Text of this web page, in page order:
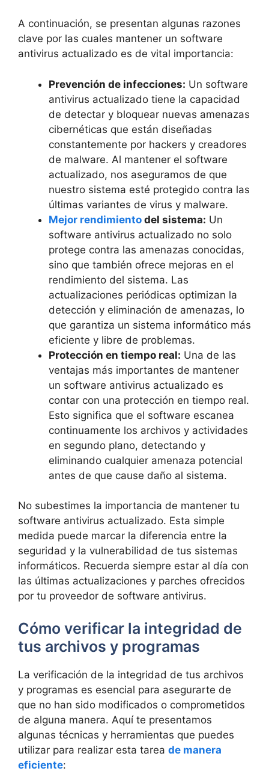
A continuación, se presentan algunas razones
clave ‌por las cuales‍ mantener un software
antivirus actualizado​ es ⁤de vital​ importancia:
Prevención de infecciones: Un software
antivirus‍ actualizado tiene la​ capacidad
de⁤ detectar y bloquear​ nuevas‌ amenazas
cibernéticas ‌que están diseñadas
constantemente por hackers y creadores
de ‍malware. Al mantener⁤ el software‍
actualizado, nos aseguramos de que
nuestro ‌sistema esté protegido contra las
últimas variantes de virus y malware.
Mejor rendimiento del sistema: Un
software antivirus actualizado‍ no solo
protege ⁤contra las amenazas conocidas,
sino que también ofrece mejoras en el⁣
rendimiento del‍ sistema. Las
actualizaciones periódicas optimizan la‍
detección y eliminación de amenazas, ​lo
que garantiza un sistema​ informático más⁣
eficiente y libre de problemas.
Protección en tiempo real: Una de las
ventajas más importantes de mantener
un software ‌antivirus actualizado es
contar con una protección en tiempo real.
Esto significa⁢ que el ⁤software escanea
continuamente los⁢ archivos y actividades
en segundo ‍plano, detectando y
eliminando cualquier amenaza potencial
antes de que cause daño al sistema.
No subestimes la ⁣importancia de ⁢mantener tu
software antivirus actualizado. Esta simple‌
medida puede marcar⁤ la diferencia ‍entre la
seguridad y la vulnerabilidad de tus sistemas
informáticos. Recuerda siempre⁤ estar al día‌ con
las últimas actualizaciones​ y parches ofrecidos
por tu proveedor de software antivirus.
Cómo verificar ⁣la ⁢integridad de
tus ⁤archivos ‌y programas
La ⁢verificación⁤ de la integridad ‌de tus archivos
y programas es esencial para asegurarte de
que⁤ no han sido ⁣modificados o comprometidos
de⁣ alguna manera. Aquí te presentamos
algunas técnicas y ⁣herramientas ⁢que puedes
utilizar para realizar esta tarea de manera
eficiente: